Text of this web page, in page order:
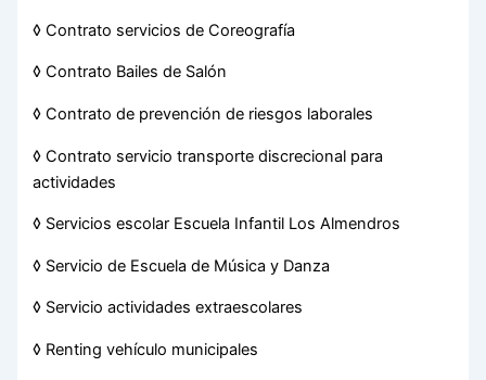
◊ Contrato servicios de Coreografía
◊ Contrato Bailes de Salón
◊ Contrato de prevención de riesgos laborales
◊ Contrato servicio transporte discrecional para
actividades
◊ Servicios escolar Escuela Infantil Los Almendros
◊ Servicio de Escuela de Música y Danza
◊ Servicio actividades extraescolares
◊ Renting vehículo municipales